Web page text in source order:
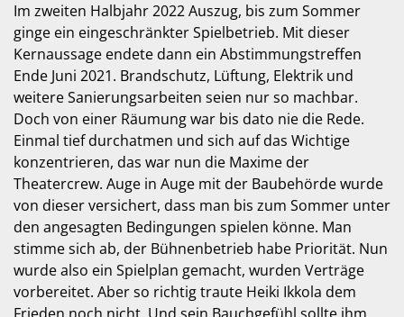
Im zweiten Halbjahr 2022 Auszug, bis zum Sommer
ginge ein eingeschränkter Spielbetrieb. Mit dieser
Kernaussage endete dann ein Abstimmungstreffen
Ende Juni 2021. Brandschutz, Lüftung, Elektrik und
weitere Sanierungsarbeiten seien nur so machbar.
Doch von einer Räumung war bis dato nie die Rede.
Einmal tief durchatmen und sich auf das Wichtige
konzentrieren, das war nun die Maxime der
Theatercrew. Auge in Auge mit der Baubehörde wurde
von dieser versichert, dass man bis zum Sommer unter
den angesagten Bedingungen spielen könne. Man
stimme sich ab, der Bühnenbetrieb habe Priorität. Nun
wurde also ein Spielplan gemacht, wurden Verträge
vorbereitet. Aber so richtig traute Heiki Ikkola dem